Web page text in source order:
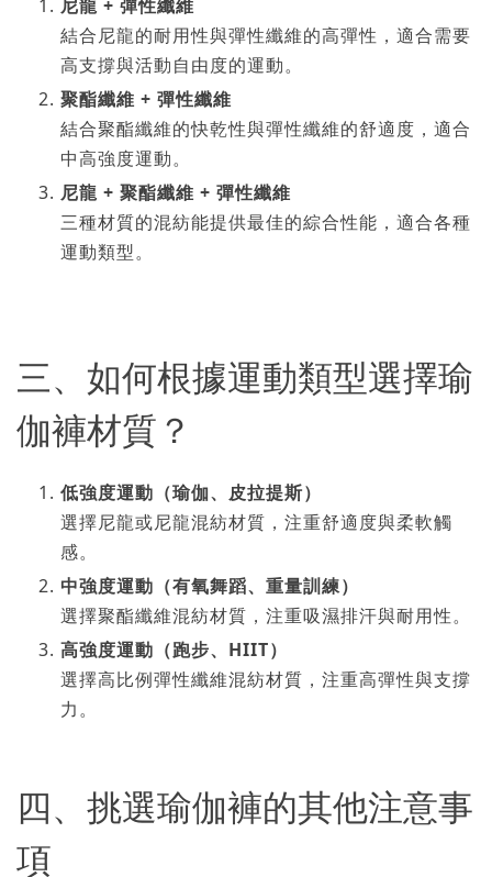
尼龍 + 彈性纖維
結合尼龍的耐用性與彈性纖維的高彈性，適合需要
高支撐與活動自由度的運動。
聚酯纖維 + 彈性纖維
結合聚酯纖維的快乾性與彈性纖維的舒適度，適合
中高強度運動。
尼龍 + 聚酯纖維 + 彈性纖維
三種材質的混紡能提供最佳的綜合性能，適合各種
運動類型。
三、如何根據運動類型選擇瑜
伽褲材質？
低強度運動（瑜伽、皮拉提斯）
選擇尼龍或尼龍混紡材質，注重舒適度與柔軟觸
感。
中強度運動（有氧舞蹈、重量訓練）
選擇聚酯纖維混紡材質，注重吸濕排汗與耐用性。
高強度運動（跑步、HIIT）
選擇高比例彈性纖維混紡材質，注重高彈性與支撐
力。
四、挑選瑜伽褲的其他注意事
項